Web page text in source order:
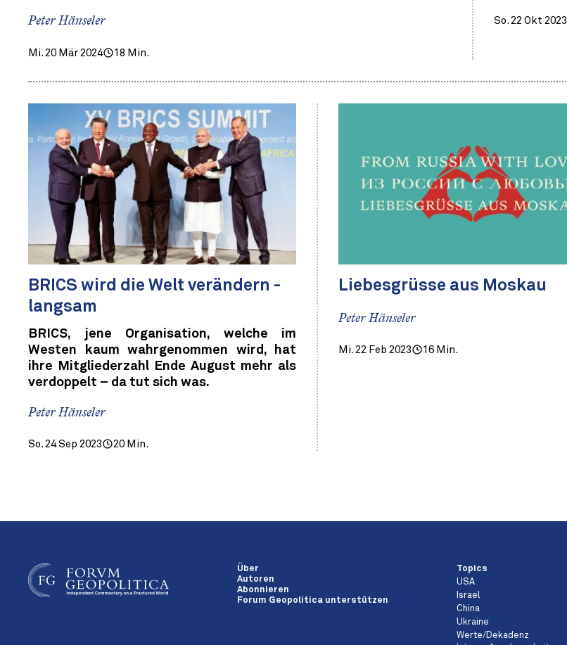
Peter Hänseler
Mi. 20 Mär 2024 18 Min.
So. 22 Okt 2023
BRICS wird die Welt verändern -
langsam
BRICS, jene Organisation, welche im
Westen kaum wahrgenommen wird, hat
ihre Mitgliederzahl Ende August mehr als
verdoppelt – da tut sich was.
Peter Hänseler
So. 24 Sep 2023 20 Min.
Liebesgrüsse aus Moskau
Peter Hänseler
Mi. 22 Feb 2023 16 Min.
Über
Autoren
Abonnieren
Forum Geopolitica unterstützen
Topics
USA
Israel
China
Ukraine
Werte/Dekadenz